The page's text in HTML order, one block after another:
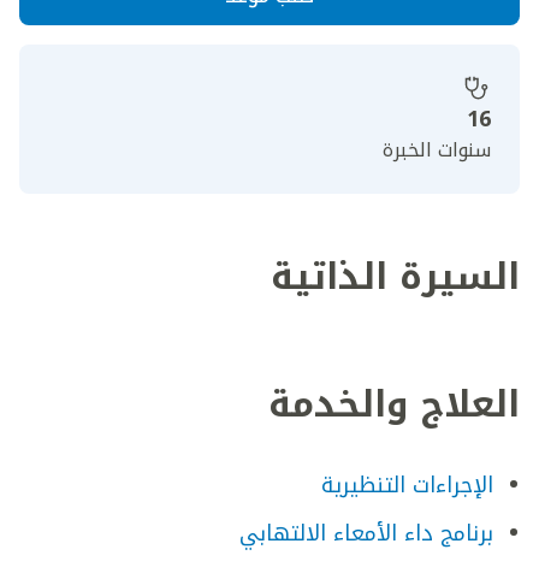
16
سنوات الخبرة
السيرة الذاتية
العلاج والخدمة
الإجراءات التنظيرية
برنامج داء الأمعاء الالتهابي